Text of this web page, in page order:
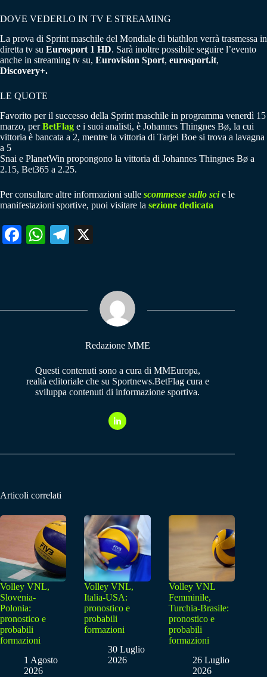
DOVE VEDERLO IN TV E STREAMING
La prova di Sprint maschile del Mondiale di biathlon verrà trasmessa in
diretta tv su Eurosport 1 HD. Sarà inoltre possibile seguire l’evento
anche in streaming tv su, Eurovision Sport, eurosport.it,
Discovery+.
LE QUOTE
Favorito per il successo della Sprint maschile in programma venerdì 15
marzo, perBetFlag e i suoi analisti, è Johannes Thingnes Bø, la cui
vittoria è bancata a 2, mentre la vittoria di Tarjei Boe si trova a lavagna
a 5
Snai e PlanetWin propongono la vittoria di Johannes Thingnes Bø a
2.15, Bet365 a 2.25.
Per consultare altre informazioni sulle scommesse sullo scie le
manifestazioni sportive, puoi visitare la sezione dedicata
Fa W
pp
Te
m
Redazione MME
Questi contenuti sono a cura di MMEuropa,
realtà editoriale che su Sportnews.BetFlag cura e
sviluppa contenuti di informazione sportiva.
Articoli correlati
Volley VNL,
Slovenia-
Polonia:
pronostico e
probabili
formazioni
1 Agosto
2026
Volley VNL,
Italia-USA:
pronostico e
probabili
formazioni
30 Luglio
2026
Volley VNL
Femminile,
Turchia-Brasile:
pronostico e
probabili
formazioni
26 Luglio
2026